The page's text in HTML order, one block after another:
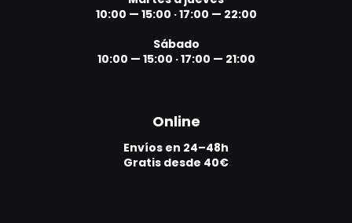
10:00 — 15:00 ·17:00 — 22:00
Sábado
10:00 — 15:00 ·17:00 — 21:00
Online
Envíos en 24–48h
Gratis desde 40€